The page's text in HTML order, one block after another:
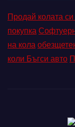
Продай колата
покупка
на кола
коли Бъгси авто